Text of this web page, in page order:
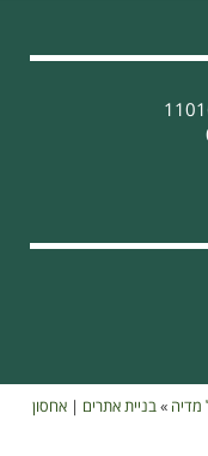
מדיה »בניית אתרים |אחסון